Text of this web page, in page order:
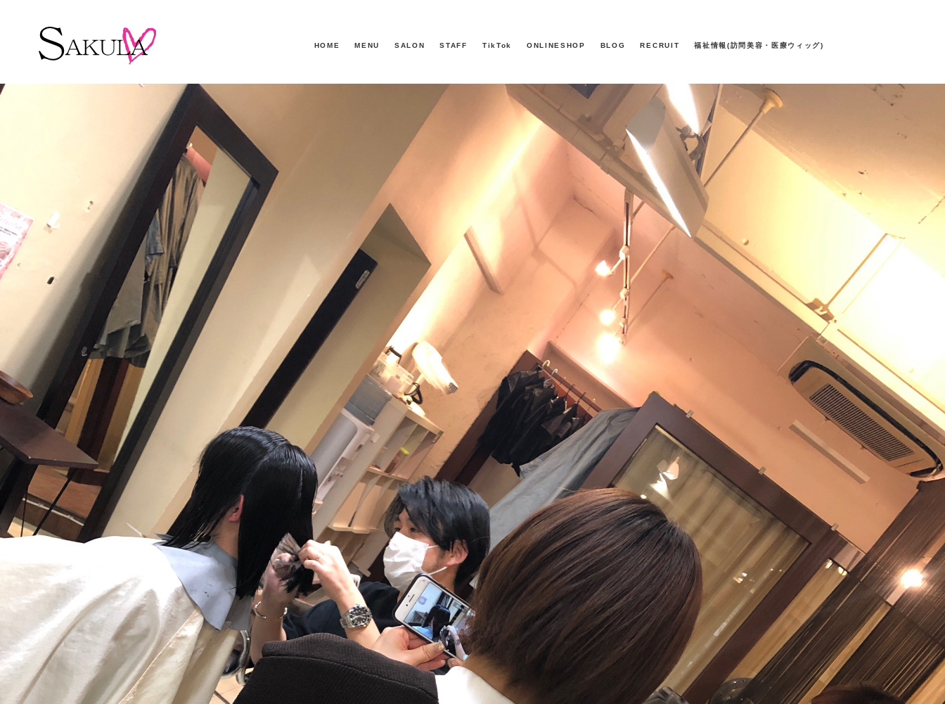
HOME MENU SALON STAFF TikTok ONLINESHOP BLOG RECRUIT 福祉情報(訪問美容・医療ウィッグ)